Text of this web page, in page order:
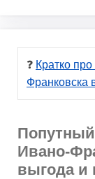
❓ Кратко
Франковска
Попутный
Ивано-
выгода и